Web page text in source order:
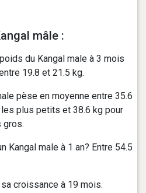
mâle :
du Kangal male à 3 mois
19.8 et 21.5 kg.
pèse en moyenne entre 35.6
plus petits et 38.6 kg pour
gros.
Kangal male à 1 an? Entre 54.5
croissance à 19 mois.